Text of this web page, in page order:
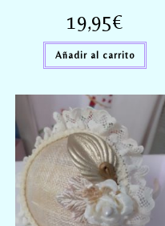
19,95€
Añadir al carrito